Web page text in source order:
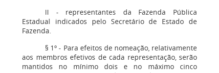
II - representantes da Fazenda Pública
Estadual indicados pelo Secretário de Estado de
Fazenda.
§ 1º - Para efeitos de nomeação, relativamente
aos membros efetivos de cada representação, serão
mantidos no mínimo dois e no máximo cinco